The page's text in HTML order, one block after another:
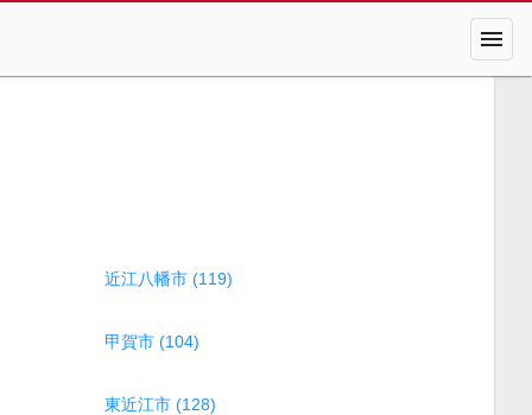
menu
近江八幡市 (119)
甲賀市 (104)
東近江市 (128)